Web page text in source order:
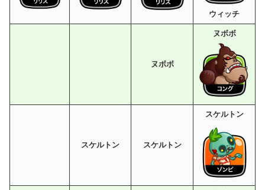
ウィッチ
ヌボボ
ヌボボ
スケルトン スケルトン
スケルトン